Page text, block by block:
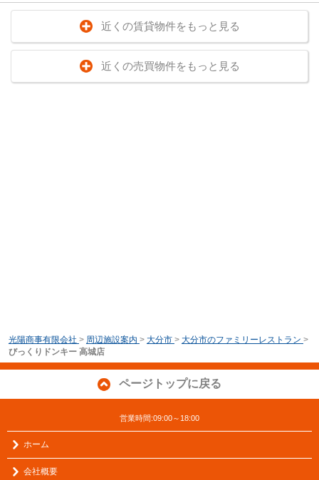
近くの賃貸物件をもっと見る
近くの売買物件をもっと見る
光陽商事有限会社 > 周辺施設案内 > 大分市 > 大分市のファミリーレストラン >
びっくりドンキー 高城店
ページトップに戻る
営業時間:09:00～18:00
ホーム
会社概要